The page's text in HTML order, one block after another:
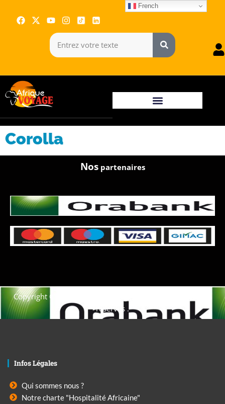
Corolla
Nospartenaires
Copyright © 2021. Afrique-voyage-découverte tous droits
réservés .
Infos Légales
Qui sommes nous ?
Notre charte "Hospitalité Africaine"
French